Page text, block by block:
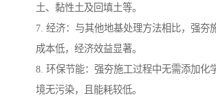
土、黏性土及回填土等。
7. 经济：与其他地基处理方法相比，强夯
成本低，经济效益显著。
8. 环保节能：强夯施工过程中无需添加化
境无污染，且能耗较低。